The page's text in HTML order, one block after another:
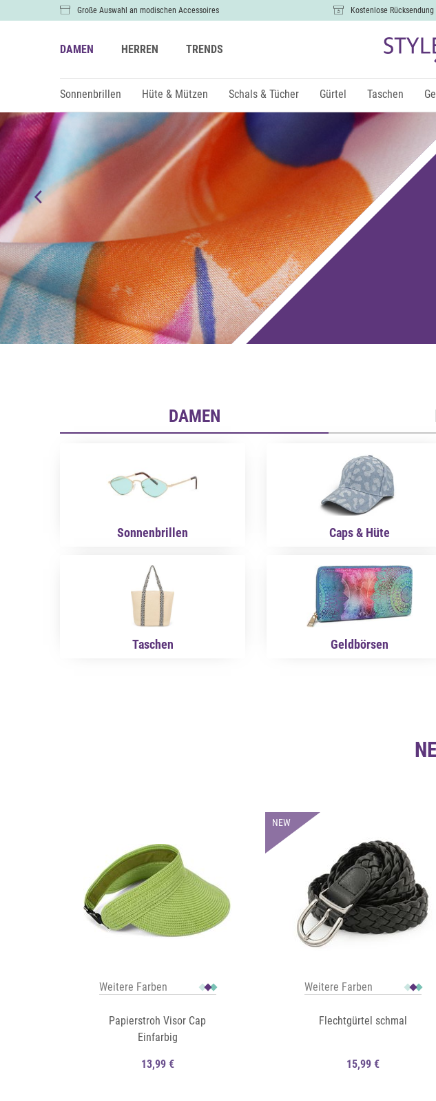
Große Auswahl an modischen Accessoires Kostenlose Rücksendung
DAMEN HERREN TRENDS
Sonnenbrillen Hüte & Mützen Schals & Tücher Gürtel Taschen
DAMEN
Sonnenbrillen Caps & Hüte
Taschen Geldbörsen
Weitere Farben
Papierstroh Visor Cap
Einfarbig
13,99 €
NEW
Weitere Farben
Flechtgürtel schmal
15,99 €